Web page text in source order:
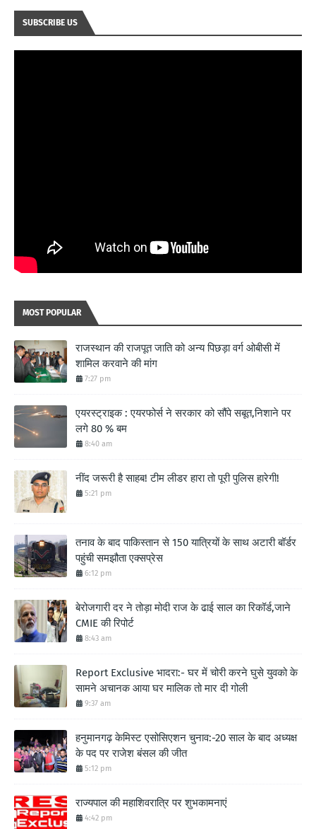
SUBSCRIBE US
MOST POPULAR
राजस्थान की राजपूत जाति को अन्य पिछड़ा वर्ग ओबीसी में
शामिल करवाने की मांग
7:27 pm
एयरस्ट्राइक : एयरफोर्स ने सरकार को सौंपे सबूत,निशाने पर
लगे 80 % बम
8:40 am
नींद जरूरी है साहब! टीम लीडर हारा तो पूरी पुलिस हारेगी!
5:21 pm
तनाव के बाद पाकिस्तान से 150 यात्रियों के साथ अटारी बॉर्डर
पहुंची समझौता एक्सप्रेस
6:12 pm
बेरोजगारी दर ने तोड़ा मोदी राज के ढाई साल का रिकॉर्ड,जाने
CMIE की रिपोर्ट
8:43 am
Report Exclusive भादरा:- घर में चोरी करने घुसे युवको के
सामने अचानक आया घर मालिक तो मार दी गोली
9:37 am
हनुमानगढ़ केमिस्ट एसोसिएशन चुनाव:-20 साल के बाद अध्यक्ष
के पद पर राजेश बंसल की जीत
5:12 pm
राज्यपाल की महाशिवरात्रि पर शुभकामनाएं
4:42 pm